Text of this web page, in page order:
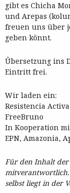
gibt es Chicha
und Arepas
freuen uns über
geben könnt.
Übersetzung ins
Eintritt frei.
Wir laden ein:
Resistencia Activa
FreeBruno
In Kooperation
EPN, Amazonia,
Für den Inhalt der
mitverantwortlich.
selbst liegt in der